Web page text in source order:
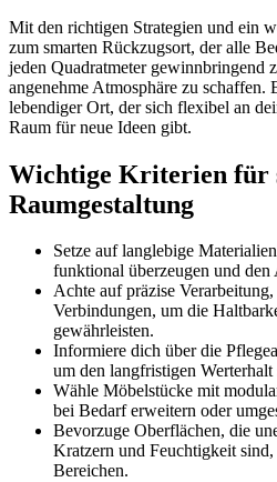
Mit den richtigen Strategien und ein
zum smarten Rückzugsort, der alle
jeden Quadratmeter gewinnbringend
angenehme Atmosphäre zu schaffen.
lebendiger Ort, der sich flexibel an
Raum für neue Ideen gibt.
Wichtige Kriterien für
Raumgestaltung
Setze auf langlebige
funktional überzeugen und
Achte auf präzise
Verbindungen, um die
gewährleisten.
Informiere dich über die
um den langfristigen Werterhalt
Wähle Möbelstücke mit
bei Bedarf erweitern oder
Bevorzuge Oberflächen, die
Kratzern und Feuchtigkeit
Bereichen.